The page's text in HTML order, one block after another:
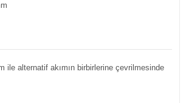
ile alternatif akımın birbirlerine çevrilmesinde